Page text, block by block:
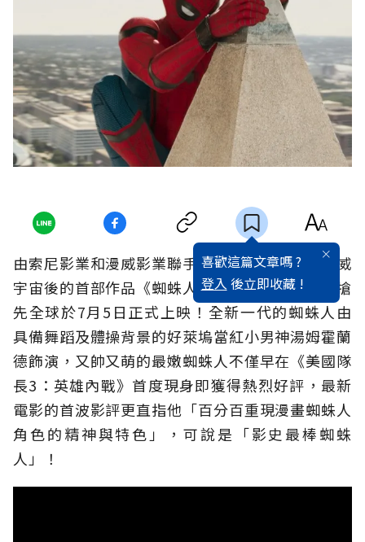
喜歡這篇文章嗎 ?
登入 後立即收藏 !
由索尼影業和漫威影業聯手打造、蜘蛛人重回漫威
宇宙後的首部作品《蜘蛛人：返校日》，台灣將搶
先全球於7月5日正式上映！全新一代的蜘蛛人由
具備舞蹈及體操背景的好萊塢當紅小男神湯姆霍蘭
德飾演，又帥又萌的最嫩蜘蛛人不僅早在《美國隊
長3：英雄內戰》首度現身即獲得熱烈好評，最新
電影的首波影評更直指他「百分百重現漫畫蜘蛛人
角色的精神與特色」，可說是「影史最棒蜘蛛
人」！